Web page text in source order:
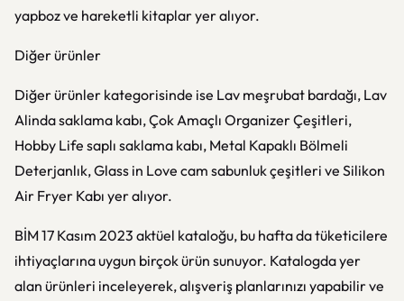
yapboz ve hareketli kitaplar yer alıyor.
Diğer ürünler
Diğer ürünler kategorisinde ise Lav meşrubat bardağı, Lav
Alinda saklama kabı, Çok Amaçlı Organizer Çeşitleri,
Hobby Life saplı saklama kabı, Metal Kapaklı Bölmeli
Deterjanlık, Glass in Love cam sabunluk çeşitleri ve Silikon
Air Fryer Kabı yer alıyor.
BİM 17 Kasım 2023 aktüel kataloğu, bu hafta da tüketicilere
ihtiyaçlarına uygun birçok ürün sunuyor. Katalogda yer
alan ürünleri inceleyerek, alışveriş planlarınızı yapabilir ve